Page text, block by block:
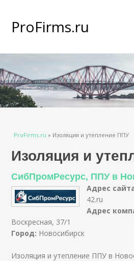
ProFirms.ru
Вы здесь
ProFirms.ru » Изоляция и утепление ППУ
Изоляция и
СибПромРесурс, ППУ в
Адрес
42.ru
Адрес
Воскресная, 37/1
Город: Новосибирск
Изоляция и утепление ППУ в